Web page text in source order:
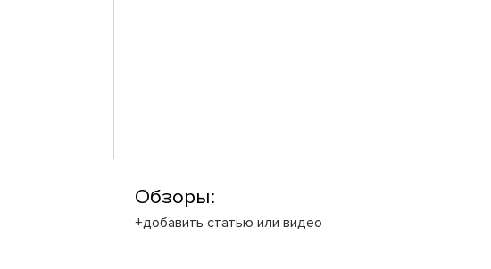
Обзоры:
+добавить статью или видео